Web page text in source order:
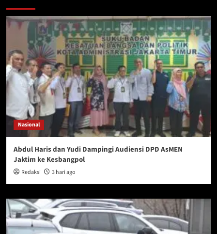
Nasional
Abdul Haris dan Yudi Dampingi Audiensi DPD AsMEN
Jaktim ke Kesbangpol
Redaksi 3 hari ago